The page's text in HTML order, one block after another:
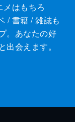
メはもちろ
/ 書籍 / 雑誌も
。あなたの好
出会えます。